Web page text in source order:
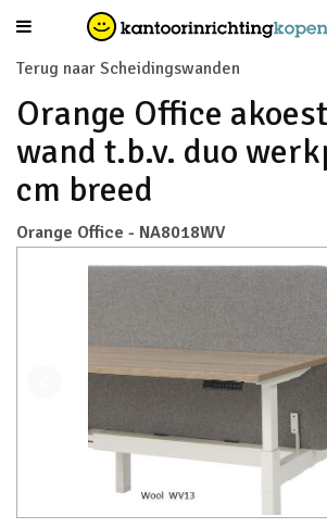
Terug naar Scheidingswanden
Orange Office
wand t.b.v. duo
cm breed
Orange Office - NA8018WV